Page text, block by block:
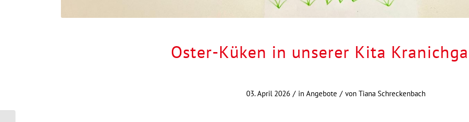
Oster-Küken in unserer Kita
03. April 2026 / in Angebote / von Tiana Schreckenbach